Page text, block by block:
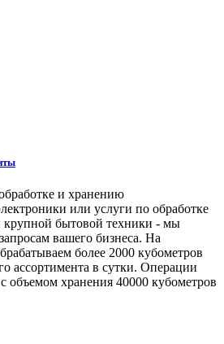
и хранению
или услуги по обработке
бытовой техники - мы
вашего бизнеса. На
более 2000 кубометров
ассортимента в сутки. Операции
объемом хранения 40000 кубометров